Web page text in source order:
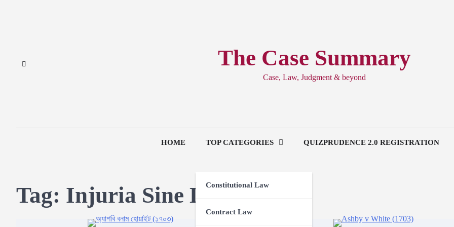
The Case Summary
Case, Law, Judgment & beyond
HOME TOP CATEGORIES
Constitutional Law
Contract Law
QUIZPRUDENCE 2.0 REGISTRATION
Tag: Injuria Sine Damnum